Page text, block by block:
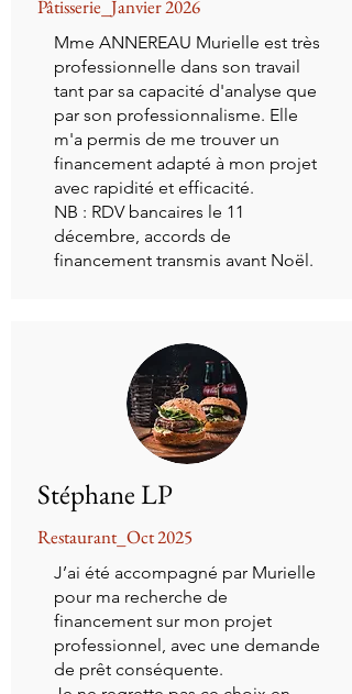
Pâtisserie_Janvier 2026
Mme ANNEREAU Murielle est très
professionnelle dans son travail
tant par sa capacité d'analyse que
par son professionnalisme. Elle
m'a permis de me trouver un
financement adapté à mon projet
avec rapidité et efficacité.
NB : RDV bancaires le 11
décembre, accords de
financement transmis avant Noël.
Stéphane LP
Restaurant_Oct 2025
J’ai été accompagné par Murielle
pour ma recherche de
financement sur mon projet
professionnel, avec une demande
de prêt conséquente.